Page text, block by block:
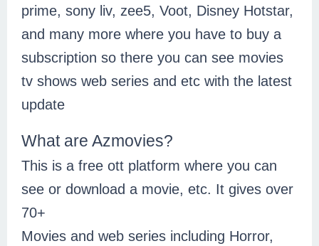
prime, sony liv, zee5, Voot, Disney Hotstar,
and many more where you have to buy a
subscription so there you can see movies
tv shows web series and etc with the latest
update
What are Azmovies?
This is a free ott platform where you can
see or download a movie, etc. It gives over
70+
Movies and web series including Horror,